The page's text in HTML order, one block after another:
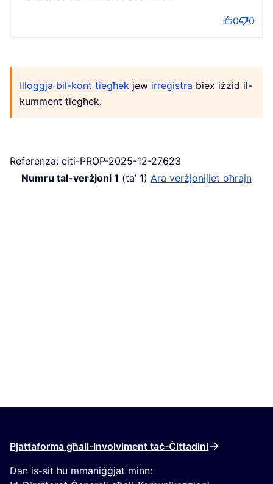
0 0
Illoggja bil-kont tiegħek jew irreġistra biex iżżid il-
kumment tiegħek.
Referenza: citi-PROP-2025-12-27623
Numru tal-verżjoni 1 (ta’ 1) ara verżjonijiet oħrajn
Pjattaforma għall-Involviment taċ-Ċittadini
Dan is-sit hu mmaniġġjat minn: